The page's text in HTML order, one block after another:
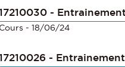
-
Cours - 18/06/24
-